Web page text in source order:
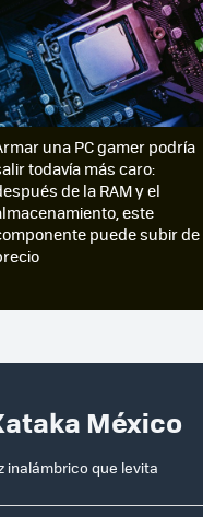
una PC gamer podría
todavía más caro:
de la RAM y el
este
puede subir de
México
inalámbrico que levita